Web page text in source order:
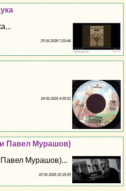
25 06 2026 7:20:44
24 06 2026 4:55:51
Павел Мурашов)
Мурашов)...
22 06 2026 22:35:55